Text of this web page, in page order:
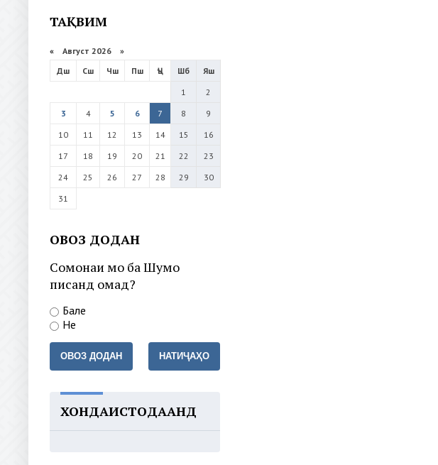
ТАҚВИМ
« Август 2026 »
Дш
Сш Чш Пш Ҷъ Шб
Яш
1
2
3
4 5 6 7 8
9
10
11 12 13 14 15
16
17
18 19 20 21 22
23
24
25 26 27 28 29
30
31
ОВОЗ ДОДАН
Сомонаи мо ба Шумо
писанд омад?
Бале
Не
ОВОЗ ДОДАН НАТИҶАҲО
ХОНДАИСТОДААНД